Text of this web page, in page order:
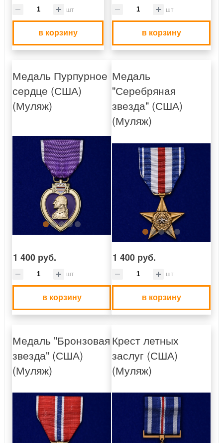
шт
в корзину
шт
в корзину
Медаль Пурпурное
сердце (США)
(Муляж)
1 400 руб.
шт
в корзину
Медаль
"Серебряная
звезда" (США)
(Муляж)
1 400 руб.
шт
в корзину
Медаль "Бронзовая
звезда" (США)
(Муляж)
Крест летных
заслуг (США)
(Муляж)